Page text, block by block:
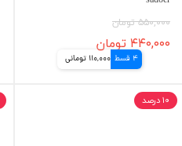
۵۵۰,۰۰۰ تومان
۴۴۰,۰۰۰ تومان
4 قسط 110,000 تومانی
۱۰ درصد